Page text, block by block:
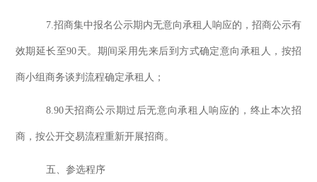
7.招商集中报名公示期内无意向承租人响应的，招商公示有
效期延长至90天。期间采用先来后到方式确定意向承租人，按招
商小组商务谈判流程确定承租人 ；
8.90天招商公示期过后无意向承租人响应的，终止本次招
商，按公开交易流程重新开展招商。
五、 参选程序